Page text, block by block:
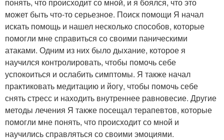
может быть что-то серьезное. Поиск помощи Я начал
искать помощь и нашел несколько способов, которые
помогли мне справиться со своими паническими
атаками. Одним из них было дыхание, которое я
научился контролировать, чтобы помочь себе
успокоиться и ослабить симптомы. Я также начал
практиковать медитацию и йогу, чтобы помочь себе
снять стресс и находить внутреннее равновесие. Другие
методы лечения Я также посещал терапевтов, которые
помогли мне понять, что происходит со мной и
научились справляться со своими эмоциями.